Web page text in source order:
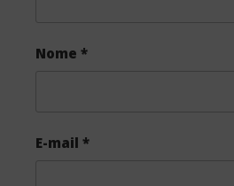
Nome *
E-mail *